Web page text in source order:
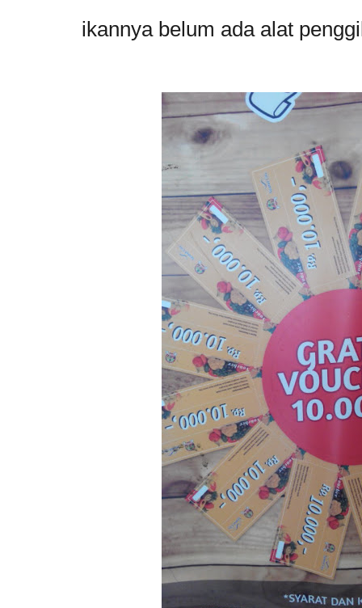
ikannya belum ada alat